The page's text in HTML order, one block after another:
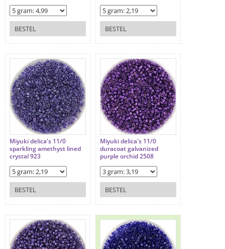
BESTEL BESTEL
Miyuki delica's 11/0
sparkling amethyst lined
crystal 923
BESTEL
Miyuki delica's 11/0
duracoat galvanized
purple orchid 2508
BESTEL